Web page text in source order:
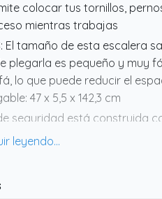
colocar tus tornillos,
mientras trabajas
tamaño de esta escalera
plegarla es pequeño y muy
lo que puede reducir el
47 x 5,5 x 142,3 cm
seguridad está construida
con un peso neto
disponible en modelos de 3,